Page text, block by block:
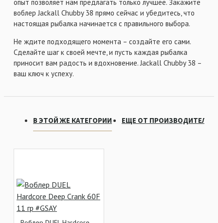
опыт позволяет нам предлагать только лучшее. Закажите
воблер Jackall Chubby 38 прямо сейчас и убедитесь, что
настоящая рыбалка начинается с правильного выбора.
Не ждите подходящего момента – создайте его сами.
Сделайте шаг к своей мечте, и пусть каждая рыбалка
приносит вам радость и вдохновение. Jackall Chubby 38 –
ваш ключ к успеху.
В ЭТОЙ ЖЕ КАТЕГОРИИ ЕЩЕ ОТ ПРОИЗВОДИТЕЛЯ